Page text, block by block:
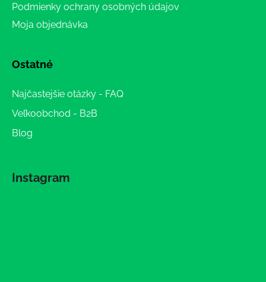
Podmienky ochrany osobných údajov
Moja objednávka
Ostatné
Najčastejšie otázky - FAQ
Veľkoobchod - B2B
Blog
Instagram